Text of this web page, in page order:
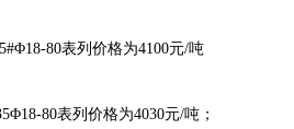
80表列价格为4100元/吨
80表列价格为4030元/吨；